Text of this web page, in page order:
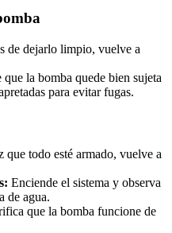
de dejarlo limpio, vuelve a
que la bomba quede bien sujeta
para evitar fugas.
que todo esté armado, vuelve a
Enciende el sistema y observa
de agua.
que la bomba funcione de